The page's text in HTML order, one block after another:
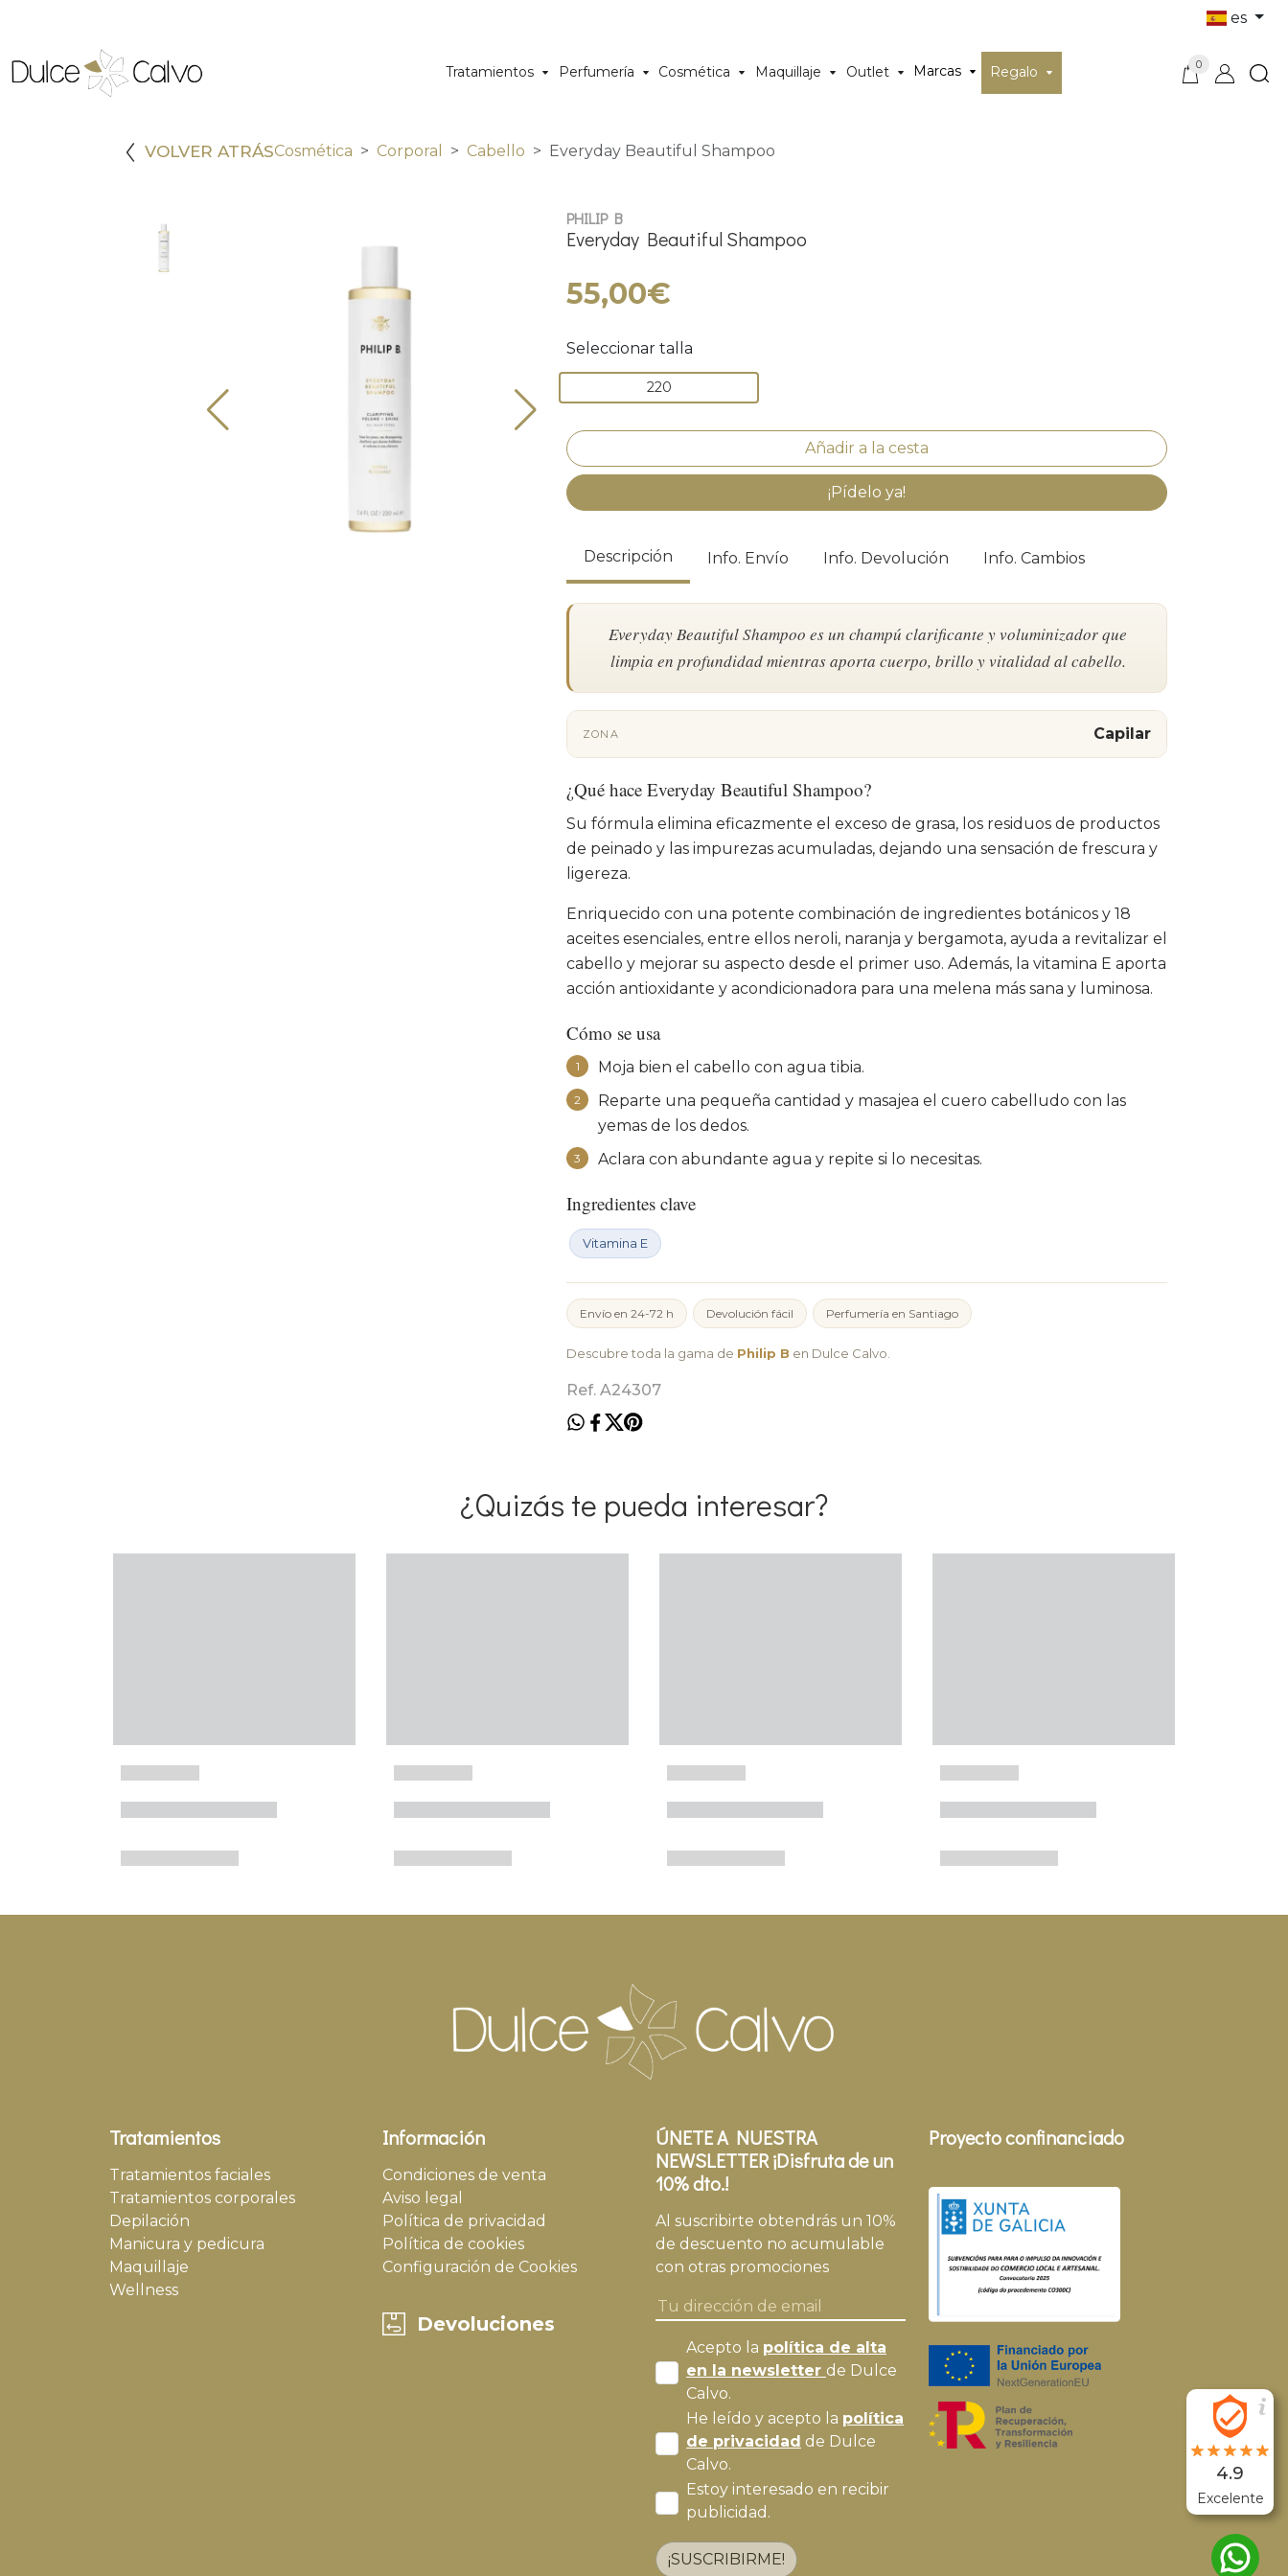
es
Tratamientos Perfumería Cosmética Maquillaje Outlet Marcas Regalo 0
VOLVER ATRÁSCosmética Corporal Cabello Everyday Beautiful Shampoo
PHILIP B
Everyday Beautiful Shampoo
55,00€
Seleccionar talla
220
¡Pídelo ya!
Descripción Info. Envío Info. Devolución Info. Cambios
Everyday Beautiful Shampoo es un champú clarificante y voluminizador que
limpia en profundidad mientras aporta cuerpo, brillo y vitalidad al cabello.
ZONA Capilar
¿Qué hace Everyday Beautiful Shampoo?
Su fórmula elimina eficazmente el exceso de grasa, los residuos de productos
de peinado y las impurezas acumuladas, dejando una sensación de frescura y
ligereza.
Enriquecido con una potente combinación de ingredientes botánicos y 18
aceites esenciales, entre ellos neroli, naranja y bergamota, ayuda a revitalizar el
cabello y mejorar su aspecto desde el primer uso. Además, la vitamina E aporta
acción antioxidante y acondicionadora para una melena más sana y luminosa.
Cómo se usa
1 Moja bien el cabello con agua tibia.
2
Reparte una pequeña cantidad y masajea el cuero cabelludo con las
yemas de los dedos.
3 Aclara con abundante agua y repite si lo necesitas.
Ingredientes clave
Vitamina E
Envío en 24-72 h Devolución fácil Perfumería en Santiago
Descubre toda la gama de Philip B en Dulce Calvo.
Ref. A24307
¿Quizás te pueda interesar?
Tratamientos
Tratamientos faciales
Tratamientos corporales
Depilación
Manicura y pedicura
Maquillaje
Wellness
Información
Condiciones de venta
Aviso legal
Política de privacidad
Política de cookies
Configuración de Cookies
Devoluciones
ÚNETE A NUESTRA
NEWSLETTER ¡Disfruta de un
10% dto.!
Al suscribirte obtendrás un 10%
de descuento no acumulable
con otras promociones
Acepto la política de alta
en la newsletter de Dulce
Calvo.
He leído y acepto la política
de privacidad de Dulce
Calvo.
Estoy interesado en recibir
publicidad.
¡SUSCRIBIRME!
Proyecto confinanciado
4.9
Excelente